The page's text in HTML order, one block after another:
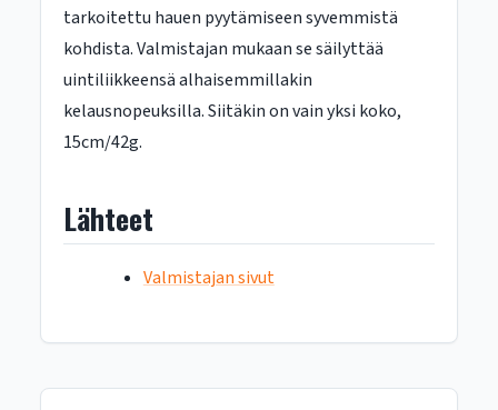
tarkoitettu hauen pyytämiseen syvemmistä
kohdista. Valmistajan mukaan se säilyttää
uintiliikkeensä alhaisemmillakin
kelausnopeuksilla. Siitäkin on vain yksi koko,
15cm/42g.
Lähteet
Valmistajan sivut